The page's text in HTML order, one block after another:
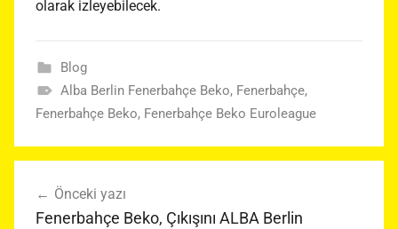
olarak izleyebilecek.
Blog
Alba Berlin Fenerbahçe Beko, Fenerbahçe,
Fenerbahçe Beko, Fenerbahçe Beko Euroleague
gezinmesi
Önceki yazı
Fenerbahçe Beko, Çıkışını ALBA Berlin